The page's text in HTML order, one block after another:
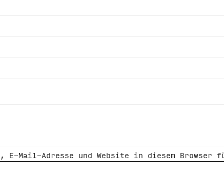
E-Mail-Adresse und Website in diesem Browser